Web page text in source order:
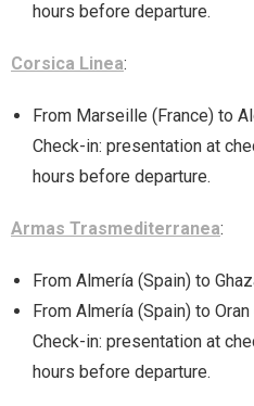
hours before departure.
Corsica Linea:
From Marseille (France) to
Check-in: presentation at
hours before departure.
Armas Trasmediterranea:
From Almería (Spain) to
From Almería (Spain) to
Check-in: presentation at
hours before departure.